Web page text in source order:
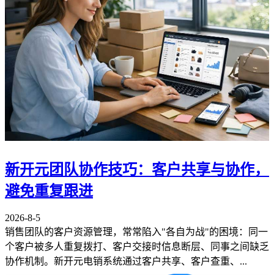
新开元团队协作技巧：客户共享与协作，
避免重复跟进
2026-8-5
销售团队的客户资源管理，常常陷入"各自为战"的困境：同一
个客户被多人重复拨打、客户交接时信息断层、同事之间缺乏
协作机制。新开元电销系统通过客户共享、客户查重、...